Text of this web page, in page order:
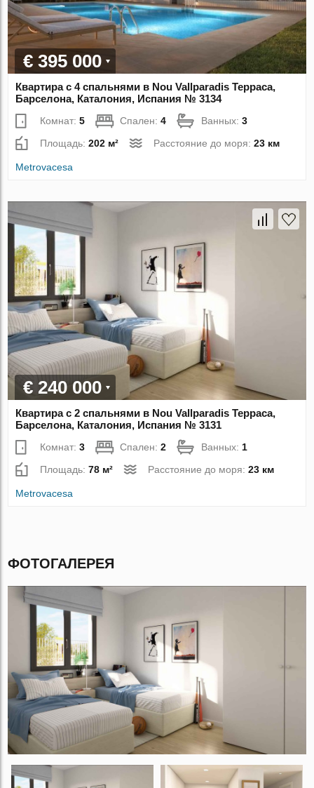
€ 395 000
Квартира с 4 спальнями в Nou Vallparadis Терраса,
Барселона, Каталония, Испания № 3134
Комнат:5 Спален:4 Ванных:3
Площадь:202 м² Расстояние до моря:23 км
Metrovacesa
€ 240 000
Квартира с 2 спальнями в Nou Vallparadis Терраса,
Барселона, Каталония, Испания № 3131
Комнат:3 Спален:2 Ванных:1
Площадь:78 м² Расстояние до моря:23 км
Metrovacesa
ФОТОГАЛЕРЕЯ